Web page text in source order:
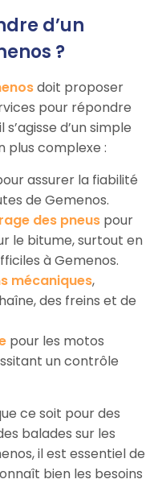
d’un
?
doit proposer
pour répondre
d’un simple
plus complexe :
assurer la fiabilité
de Gemenos.
des pneus pour
le bitume, surtout en
à Gemenos.
mécaniques,
des freins et de
pour les motos
un contrôle
ce soit pour des
balades sur les
il est essentiel de
bien les besoins